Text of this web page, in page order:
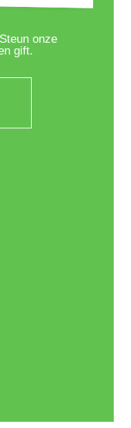
onze
gift.